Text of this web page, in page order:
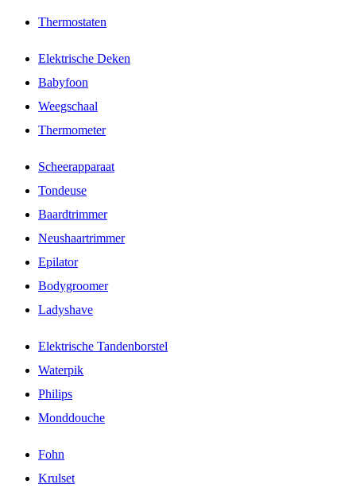
Thermostaten
Elektrische Deken
Babyfoon
Weegschaal
Thermometer
Scheerapparaat
Tondeuse
Baardtrimmer
Neushaartrimmer
Epilator
Bodygroomer
Ladyshave
Elektrische Tandenborstel
Waterpik
Philips
Monddouche
Fohn
Krulset